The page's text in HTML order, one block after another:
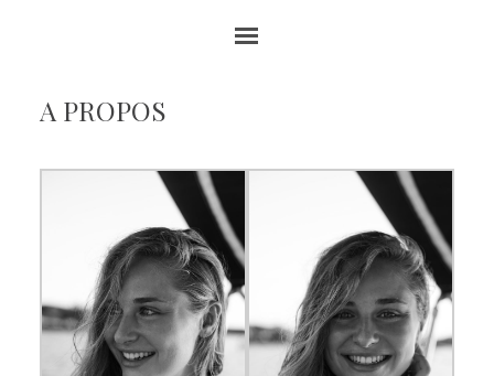
A PROPOS